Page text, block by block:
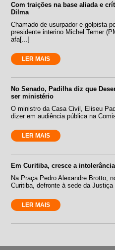
Com traições na base aliada e
Dilma
Chamado de usurpador e golpista
presidente interino Michel Temer
afa[...]
LER MAIS
No Senado, Padilha diz que
ser ministério
O ministro da Casa Civil, Eliseu
dizer em audiência pública na
LER MAIS
Em Curitiba, cresce a intolerância
Na Praça Pedro Alexandre Brotto,
Curitiba, defronte à sede da
LER MAIS